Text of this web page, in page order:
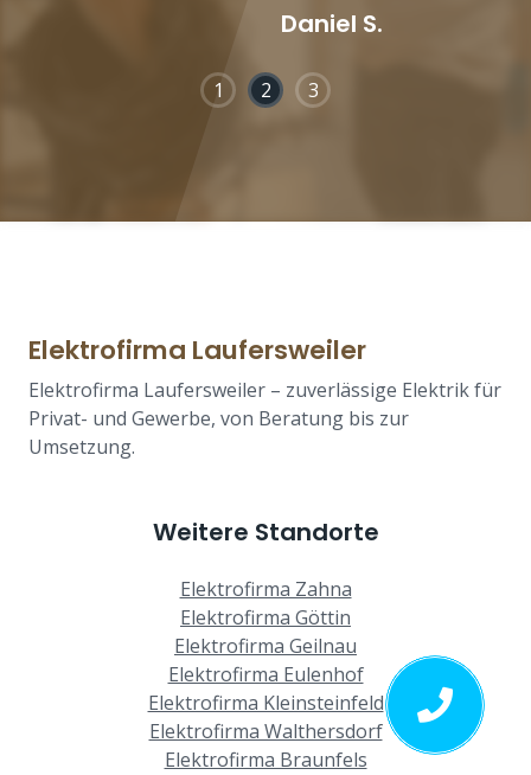
Daniel S.
1 2 3
Elektrofirma Laufersweiler
Elektrofirma Laufersweiler – zuverlässige Elektrik für
Privat- und Gewerbe, von Beratung bis zur
Umsetzung.
Weitere Standorte
Elektrofirma Zahna
Elektrofirma Göttin
Elektrofirma Geilnau
Elektrofirma Eulenhof
Elektrofirma Kleinsteinfeld
Elektrofirma Walthersdorf
Elektrofirma Braunfels